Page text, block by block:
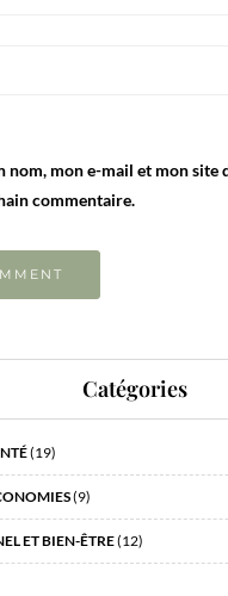
nom, mon e-mail et mon site
commentaire.
Catégories
(19)
(9)
ET BIEN-ÊTRE(12)